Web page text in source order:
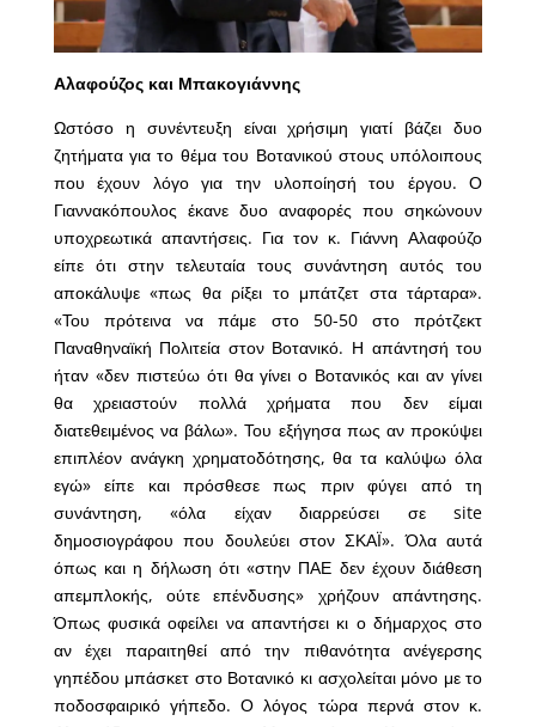
Αλαφούζος και Μπακογιάννης
Ωστόσο η συνέντευξη είναι χρήσιμη γιατί βάζει δυο
ζητήματα για το θέμα του Βοτανικού στους υπόλοιπους
που έχουν λόγο για την υλοποίησή του έργου. Ο
Γιαννακόπουλος έκανε δυο αναφορές που σηκώνουν
υποχρεωτικά απαντήσεις. Για τον κ. Γιάννη Αλαφούζο
είπε ότι στην τελευταία τους συνάντηση αυτός του
αποκάλυψε «πως θα ρίξει το μπάτζετ στα τάρταρα».
«Του πρότεινα να πάμε στο 50-50 στο πρότζεκτ
Παναθηναϊκή Πολιτεία στον Βοτανικό. Η απάντησή του
ήταν «δεν πιστεύω ότι θα γίνει ο Βοτανικός και αν γίνει
θα χρειαστούν πολλά χρήματα που δεν είμαι
διατεθειμένος να βάλω». Του εξήγησα πως αν προκύψει
επιπλέον ανάγκη χρηματοδότησης, θα τα καλύψω όλα
εγώ» είπε και πρόσθεσε πως πριν φύγει από τη
συνάντηση, «όλα είχαν διαρρεύσει σε site
δημοσιογράφου που δουλεύει στον ΣΚΑΪ». Όλα αυτά
όπως και η δήλωση ότι «στην ΠΑΕ δεν έχουν διάθεση
απεμπλοκής, ούτε επένδυσης» χρήζουν απάντησης.
Όπως φυσικά οφείλει να απαντήσει κι ο δήμαρχος στο
αν έχει παραιτηθεί από την πιθανότητα ανέγερσης
γηπέδου μπάσκετ στο Βοτανικό κι ασχολείται μόνο με το
ποδοσφαιρικό γήπεδο. Ο λόγος τώρα περνά στον κ.